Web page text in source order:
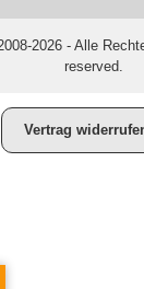
2026 - Alle
reserved.
Vertrag